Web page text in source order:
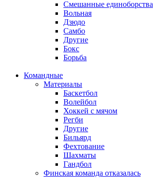
Смешанные единоборства
Вольная
Дзюдо
Самбо
Другие
Бокс
Борьба
Командные
Материалы
Баскетбол
Волейбол
Хоккей с мячом
Регби
Другие
Бильярд
Фехтование
Шахматы
Гандбол
Финская команда отказалась